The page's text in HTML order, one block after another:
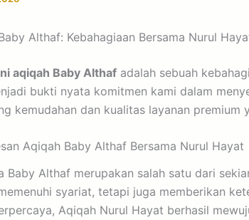
Althaf: Kebahagiaan Bersama Nurul
aqiqah Baby Althaf adalah sebuah
bukti nyata komitmen kami dalam
kemudahan dan kualitas layanan
Aqiqah Baby Althaf Bersama Nurul Hayat
Baby Althaf merupakan salah satu dari
syariat, tetapi juga memberikan
Aqiqah Nurul Hayat berhasil